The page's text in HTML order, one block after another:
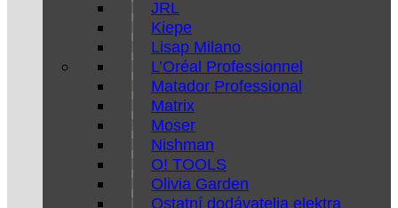
JRL
Kiepe
Lisap Milano
L’Oréal Professionnel
Matador Professional
Matrix
Moser
Nishman
O! TOOLS
Olivia Garden
Ostatní dodávatelia elektra